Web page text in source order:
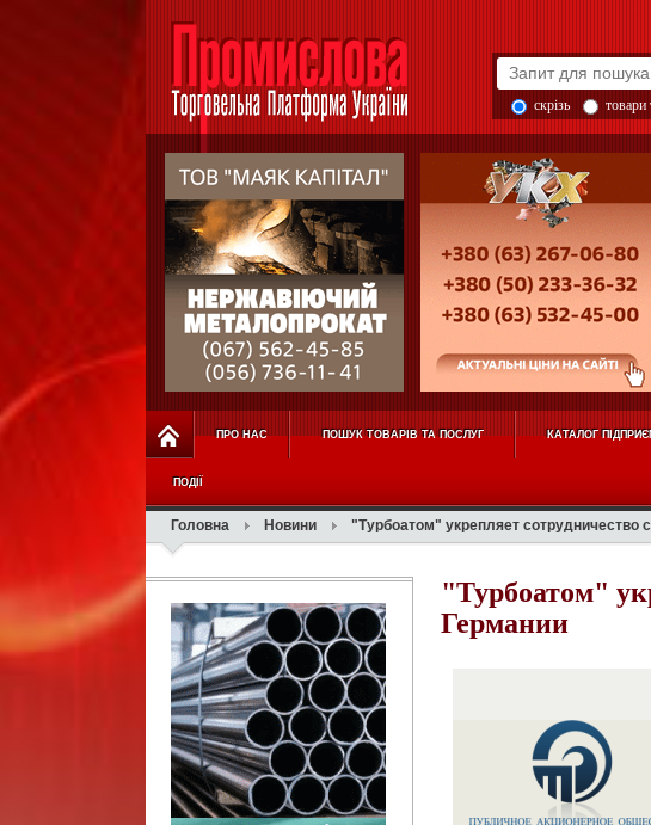
скрізь товари
ПРО НАС ПОШУК ТОВАРІВ ТА ПОСЛУГ КАТАЛОГ
ПОДІЇ
Головна Новини "Турбоатом" укрепляет сотрудничество
"Турбоатом"
Германии